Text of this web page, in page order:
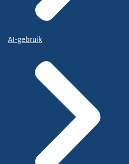
AI-gebruik